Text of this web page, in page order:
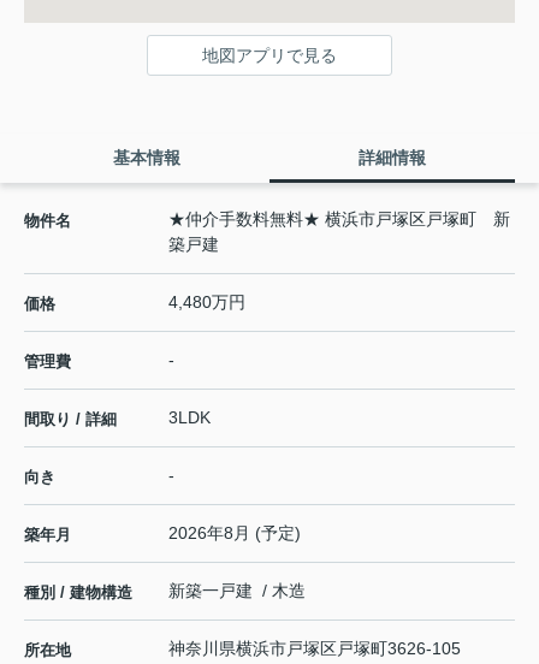
地図アプリで見る
基本情報 詳細情報
物件名
★仲介手数料無料★ 横浜市戸塚区戸塚町 新
築戸建
価格 4,480万円
管理費 -
間取り / 詳細 3LDK
向き -
築年月 2026年8月 (予定)
種別 / 建物構造 新築一戸建 / 木造
所在地 神奈川県横浜市戸塚区戸塚町3626-105